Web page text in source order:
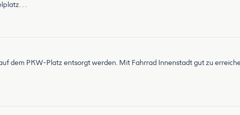
. .
dem PKW-Platz entsorgt werden. Mit Fahrrad Innenstadt gut zu